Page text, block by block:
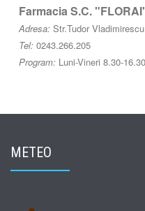
Farmacia S.C.
Adresa: Str.Tudor
Tel: 0243.266.205
Program: Luni-Vineri 8.30-16.30
METEO